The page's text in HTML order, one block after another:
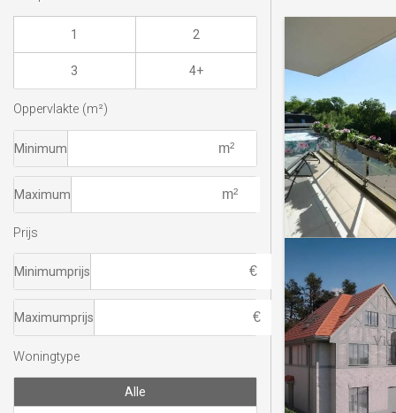
1 2
3 4+
Oppervlakte (m²)
Minimum
Maximum
Prijs
Minimumprijs
Maximumprijs
Woningtype
Alle